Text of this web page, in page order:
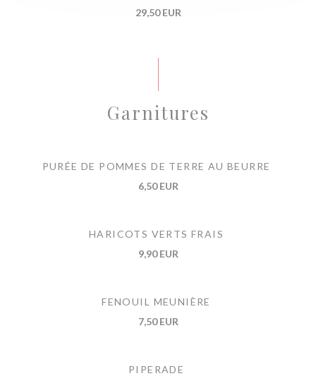
29,50 EUR
Garnitures
PURÉE DE POMMES DE TERRE AU BEURRE
6,50 EUR
HARICOTS VERTS FRAIS
9,90 EUR
FENOUIL MEUNIÈRE
7,50 EUR
PIPERADE